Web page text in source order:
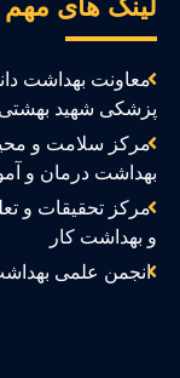
لینک های مهم
معاونت بهداشت
پزشکی شهید بهشتی
مرکز سلامت و
بهداشت درمان و
مرکز تحقیقات و
و بهداشت کار
انجمن علمی